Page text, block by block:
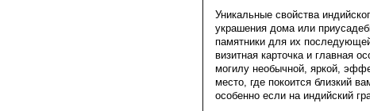
Уникальные свойства
украшения дома или
памятники для их
визитная карточка и главная
могилу необычной, яркой,
место, где покоится близкий
особенно если на индийский